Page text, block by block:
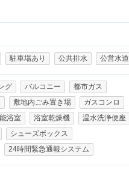
駐車場あり 公共排水 公営水道
グ バルコニー
都市ガス
敷地内ごみ置き場
ガスコンロ
浴室
浴室乾燥機
温水洗浄便座
シューズボックス
24時間緊急通報システム